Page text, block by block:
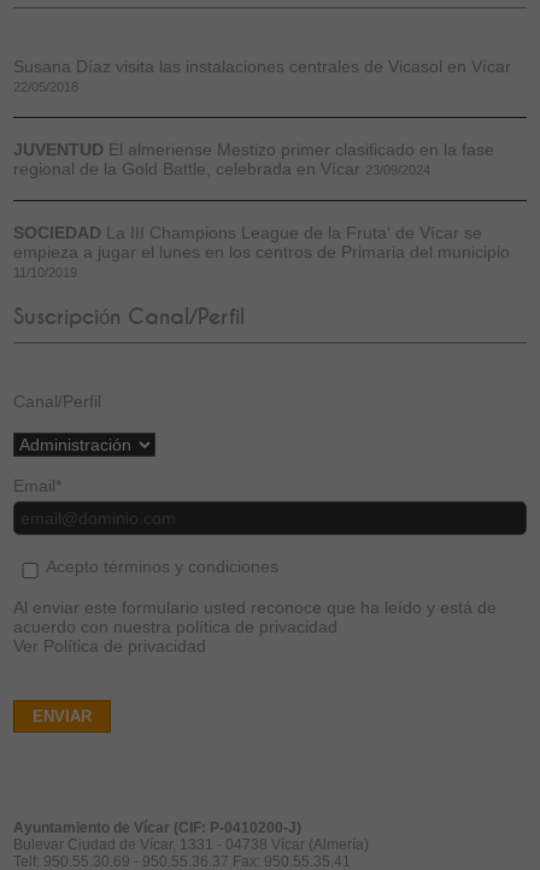
Susana Díaz visita las instalaciones centrales de Vicasol en Vícar
22/05/2018
JUVENTUD El almeriense Mestizo primer clasificado en la fase
regional de la Gold Battle, celebrada en Vícar 23/09/2024
SOCIEDAD La III Champions League de la Fruta' de Vícar se
empieza a jugar el lunes en los centros de Primaria del municipio
11/10/2019
Suscripción Canal/Perfil
Canal/Perfil
Email*
Acepto términos y condiciones
Al enviar este formulario usted reconoce que ha leído y está de
acuerdo con nuestra política de privacidad
Ver Política de privacidad
ENVIAR
Ayuntamiento de Vícar (CIF: P-0410200-J)
Bulevar Ciudad de Vícar, 1331 - 04738 Vícar (Almería)
Telf: 950.55.30.69 - 950.55.36.37 Fax: 950.55.35.41